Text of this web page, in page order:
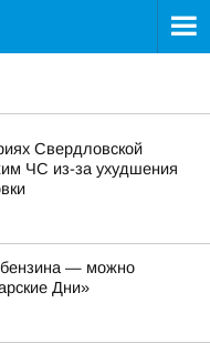
Свердловской
ЧС из-за ухудшения
бензина — можно
Дни»